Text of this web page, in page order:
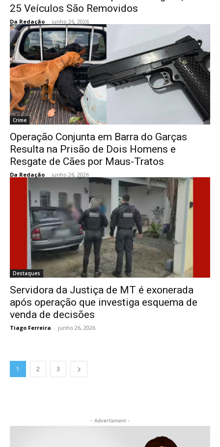
25 Veículos São Removidos
Da Redação - junho 26, 2026
Crime
Operação Conjunta em Barra do Garças
Resulta na Prisão de Dois Homens e
Resgate de Cães por Maus-Tratos
Da Redação - junho 26, 2026
Destaques
Servidora da Justiça de MT é exonerada
após operação que investiga esquema de
venda de decisões
Tiago Ferreira - junho 26, 2026
1 2 3
- Advertisment -